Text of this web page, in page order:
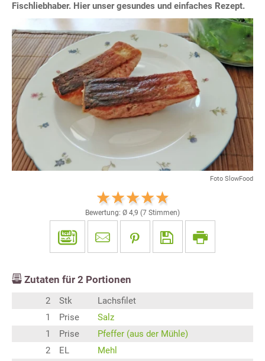
Fischliebhaber. Hier unser gesundes und einfaches Rezept.
Foto SlowFood
Bewertung: Ø 4,9 (7 Stimmen)
Zutaten für 2 Portionen
2 Stk
Lachsfilet
1
Prise
Salz
1
Prise
Pfeffer (aus der Mühle)
2
EL
Mehl